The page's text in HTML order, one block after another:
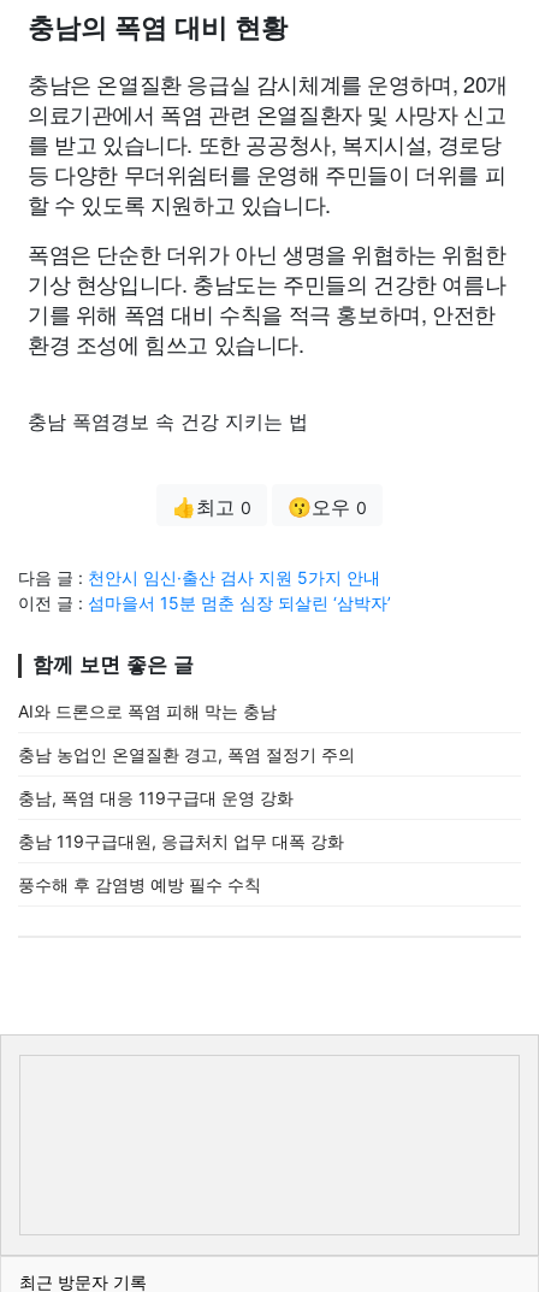
충남의 폭염 대비 현황
충남은 온열질환 응급실 감시체계를 운영하며, 20개
의료기관에서 폭염 관련 온열질환자 및 사망자 신고
를 받고 있습니다. 또한 공공청사, 복지시설, 경로당
등 다양한 무더위쉼터를 운영해 주민들이 더위를 피
할 수 있도록 지원하고 있습니다.
폭염은 단순한 더위가 아닌 생명을 위협하는 위험한
기상 현상입니다. 충남도는 주민들의 건강한 여름나
기를 위해 폭염 대비 수칙을 적극 홍보하며, 안전한
환경 조성에 힘쓰고 있습니다.
충남 폭염경보 속 건강 지키는 법
👍최고 0 😗오우 0
다음 글 : 천안시 임신·출산 검사 지원 5가지 안내
이전 글 : 섬마을서 15분 멈춘 심장 되살린 ‘삼박자’
함께 보면 좋은 글
AI와 드론으로 폭염 피해 막는 충남
충남 농업인 온열질환 경고, 폭염 절정기 주의
충남, 폭염 대응 119구급대 운영 강화
충남 119구급대원, 응급처치 업무 대폭 강화
풍수해 후 감염병 예방 필수 수칙
최근 방문자 기록